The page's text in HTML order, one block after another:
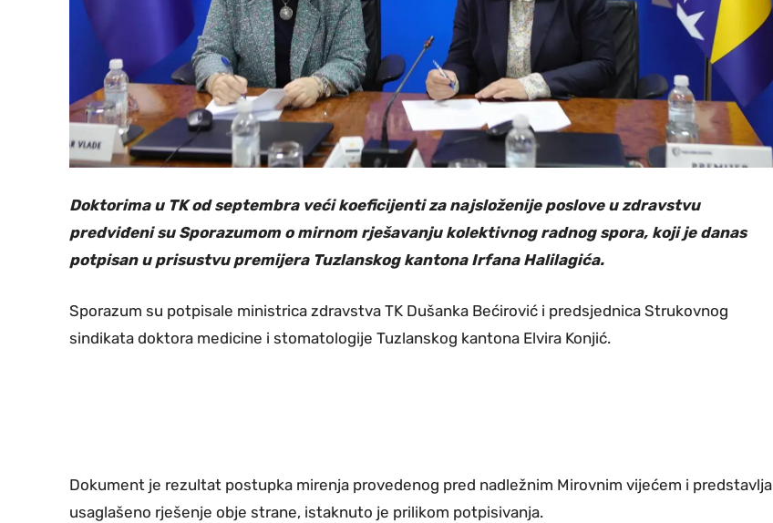
Doktorima u TK od septembra veći koeficijenti za najsloženije poslove u zdravstvu
predviđeni su Sporazumom o mirnom rješavanju kolektivnog radnog spora, koji je danas
potpisan u prisustvu premijera Tuzlanskog kantona Irfana Halilagića.
Sporazum su potpisale ministrica zdravstva TK Dušanka Bećirović i predsjednica Strukovnog
sindikata doktora medicine i stomatologije Tuzlanskog kantona Elvira Konjić.
Dokument je rezultat postupka mirenja provedenog pred nadležnim Mirovnim vijećem i predstavlja
usaglašeno rješenje obje strane, istaknuto je prilikom potpisivanja.